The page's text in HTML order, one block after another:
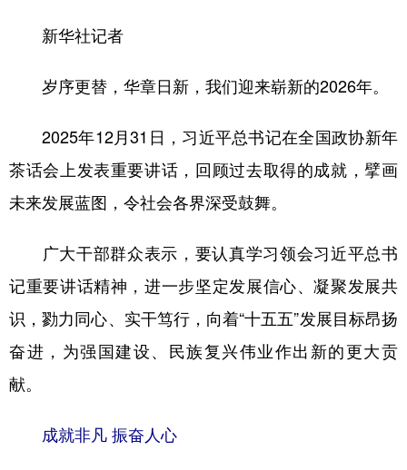
城市 旅游 能源
彩票 娱乐 时尚 悦读
公益 一带一路 亚太网 上市公司
文化产业
地方频道
北京 天津 河北 山西
辽宁 吉林 上海 江苏
山东 河南
新华社记者
岁序更替，华章日新，我们迎来崭新的2026年。
2025年12月31日，习近平总书记在全国政协新年
茶话会上发表重要讲话，回顾过去取得的成就，擘画
未来发展蓝图，令社会各界深受鼓舞。
广大干部群众表示，要认真学习领会习近平总书
记重要讲话精神，进一步坚定发展信心、凝聚发展共
识，勠力同心、实干笃行，向着“十五五”发展目标昂扬
奋进，为强国建设、民族复兴伟业作出新的更大贡
献。
成就非凡 振奋人心